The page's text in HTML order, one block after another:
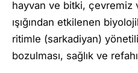
hayvan ve bitki, çevremiz
ışığından etkilenen
ritimle (sarkadiyan)
bozulması, sağlık ve